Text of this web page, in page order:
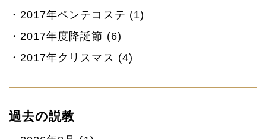
2017年ペンテコステ (1)
2017年度降誕節 (6)
2017年クリスマス (4)
過去の説教